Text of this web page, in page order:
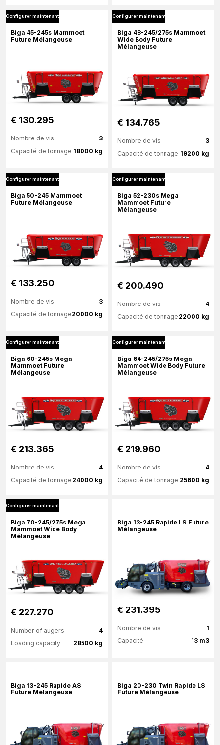
Plus d'information Plus d'information
Configurer maintenant
Configurer maintenant
Biga 45-245s Mammoet
Future Mélangeuse
€ 130.295
3
Nombre de vis
18000 kg
Capacité de tonnage
Plus d'information
Configurer maintenant
Biga 48-245/275s Mammoet
Wide Body Future
Mélangeuse
€ 134.765
3
Nombre de vis
19200 kg
Capacité de tonnage
Plus d'information
Configurer maintenant
Configurer maintenant
Biga 50-245 Mammoet
Future Mélangeuse
€ 133.250
3
Nombre de vis
20000 kg
Capacité de tonnage
Plus d'information
Configurer maintenant
Configurer maintenant
Biga 52-230s Mega
Mammoet Future
Mélangeuse
€ 200.490
4
Nombre de vis
22000 kg
Capacité de tonnage
Plus d'information
Configurer maintenant
Configurer maintenant
Biga 60-245s Mega
Mammoet Future
Mélangeuse
€ 213.365
4
Nombre de vis
24000 kg
Capacité de tonnage
Plus d'information
Configurer maintenant
Configurer maintenant
Biga 64-245/275s Mega
Mammoet Wide Body Future
Mélangeuse
€ 219.960
4
Nombre de vis
25600 kg
Capacité de tonnage
Configurer maintenant
Biga 70-245/275s Mega
Mammoet Wide Body
Mélangeuse
€ 227.270
4
Number of augers
28500 kg
Loading capacity
Biga 13-245 Rapide LS Future
Mélangeuse
€ 231.395
1
Nombre de vis
13 m3
Capacité
Biga 13-245 Rapide AS
Future Mélangeuse
Biga 20-230 Twin Rapide LS
Future Mélangeuse